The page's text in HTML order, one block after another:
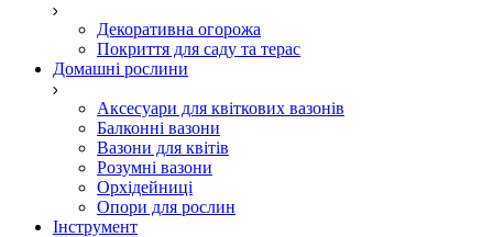
Декоративна огорожа
Покриття для саду та терас
Домашні рослини
Аксесуари для квіткових вазонів
Балконні вазони
Вазони для квітів
Розумні вазони
Орхідейниці
Опори для рослин
Інструмент